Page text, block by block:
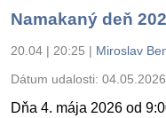
Namakaný deň
20.04 | 20:25 | Miroslav
Dátum udalosti: 04.05.2026
Dňa 4. mája 2026 od